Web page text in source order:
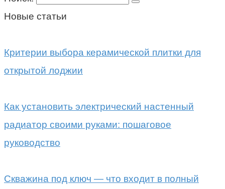
Новые статьи
Критерии выбора керамической плитки для
открытой лоджии
Как установить электрический настенный
радиатор своими руками: пошаговое
руководство
Скважина под ключ — что входит в полный